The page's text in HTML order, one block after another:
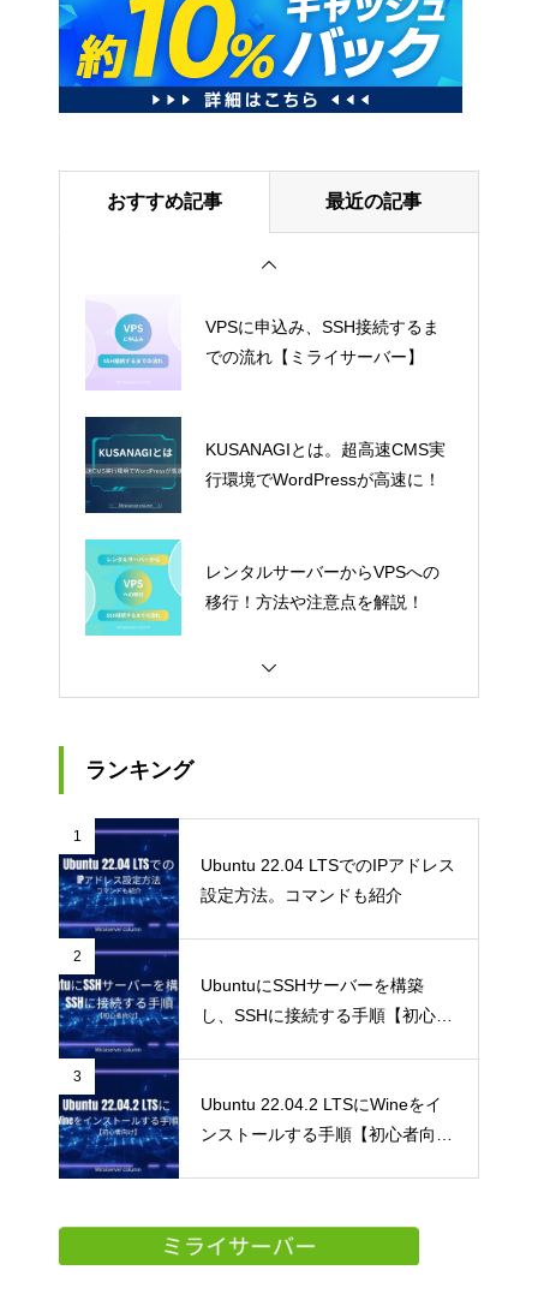
おすすめ記事 最近の記事
VPSに申込み、SSH接続するま
での流れ【ミライサーバー】
KUSANAGIとは。超高速CMS実
行環境でWordPressが高速に！
レンタルサーバーからVPSへの
移行！方法や注意点を解説！
ランキング
1
Ubuntu 22.04 LTSでのIPアドレス
設定方法。コマンドも紹介
2
UbuntuにSSHサーバーを構築
し、SSHに接続する手順【初心者
3
Ubuntu 22.04.2 LTSにWineをイ
ンストールする手順【初心者向